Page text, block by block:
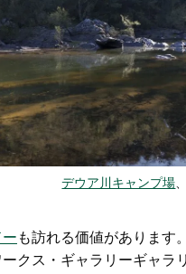
デウア川キャンプ場
も訪れる価値があります
クス・ギャラリーギャラ